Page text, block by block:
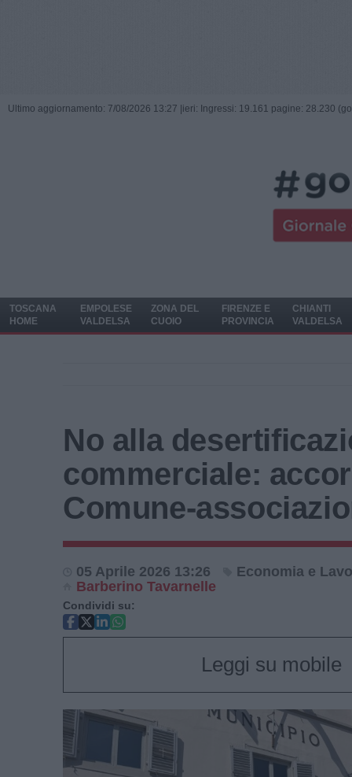
Ultimo aggiornamento: 7/08/2026 13:27 | ieri: Ingressi: 19.161 pagine: 28.230
TOSCANA
HOME
EMPOLESE
VALDELSA
ZONA DEL
CUOIO
FIRENZE E
PROVINCIA
CHIANTI
VALDELSA
No alla
commerciale:
Comune-
05 Aprile 2026 13:26
Economia e
Barberino Tavarnelle
Condividi su:
Leggi su mobile